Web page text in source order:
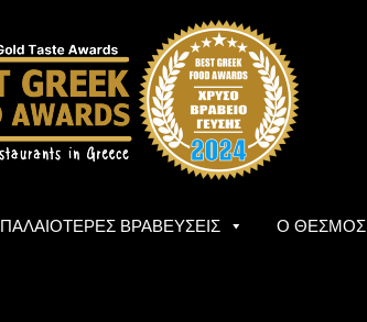
ΠΑΛΑΙΟΤΕΡΕΣ ΒΡΑΒΕΥΣΕΙΣ Ο ΘΕΣΜΟΣ